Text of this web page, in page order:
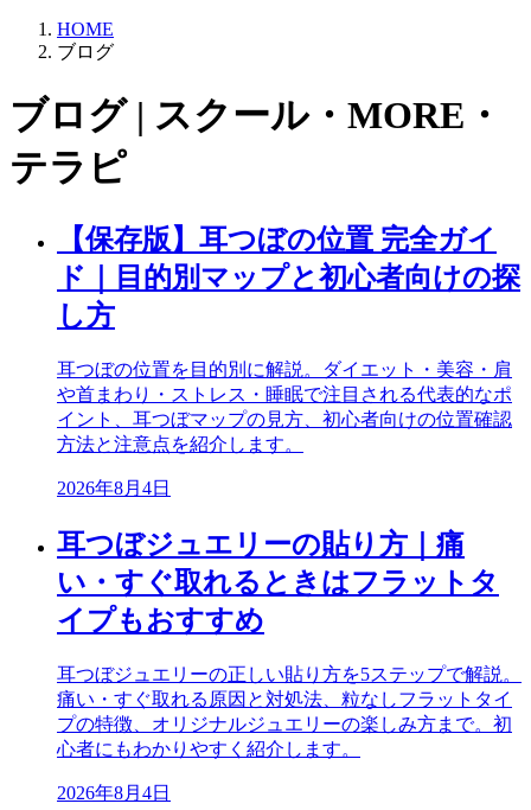
HOME
ブログ
ブログ | スクール・MORE・
テラピ
【保存版】耳つぼの位置 完全ガイ
ド｜目的別マップと初心者向けの探
し方
耳つぼの位置を目的別に解説。ダイエット・美容・肩
や首まわり・ストレス・睡眠で注目される代表的なポ
イント、耳つぼマップの見方、初心者向けの位置確認
方法と注意点を紹介します。
2026年8月4日
耳つぼジュエリーの貼り方｜痛
い・すぐ取れるときはフラットタ
イプもおすすめ
耳つぼジュエリーの正しい貼り方を5ステップで解説。
痛い・すぐ取れる原因と対処法、粒なしフラットタイ
プの特徴、オリジナルジュエリーの楽しみ方まで。初
心者にもわかりやすく紹介します。
2026年8月4日